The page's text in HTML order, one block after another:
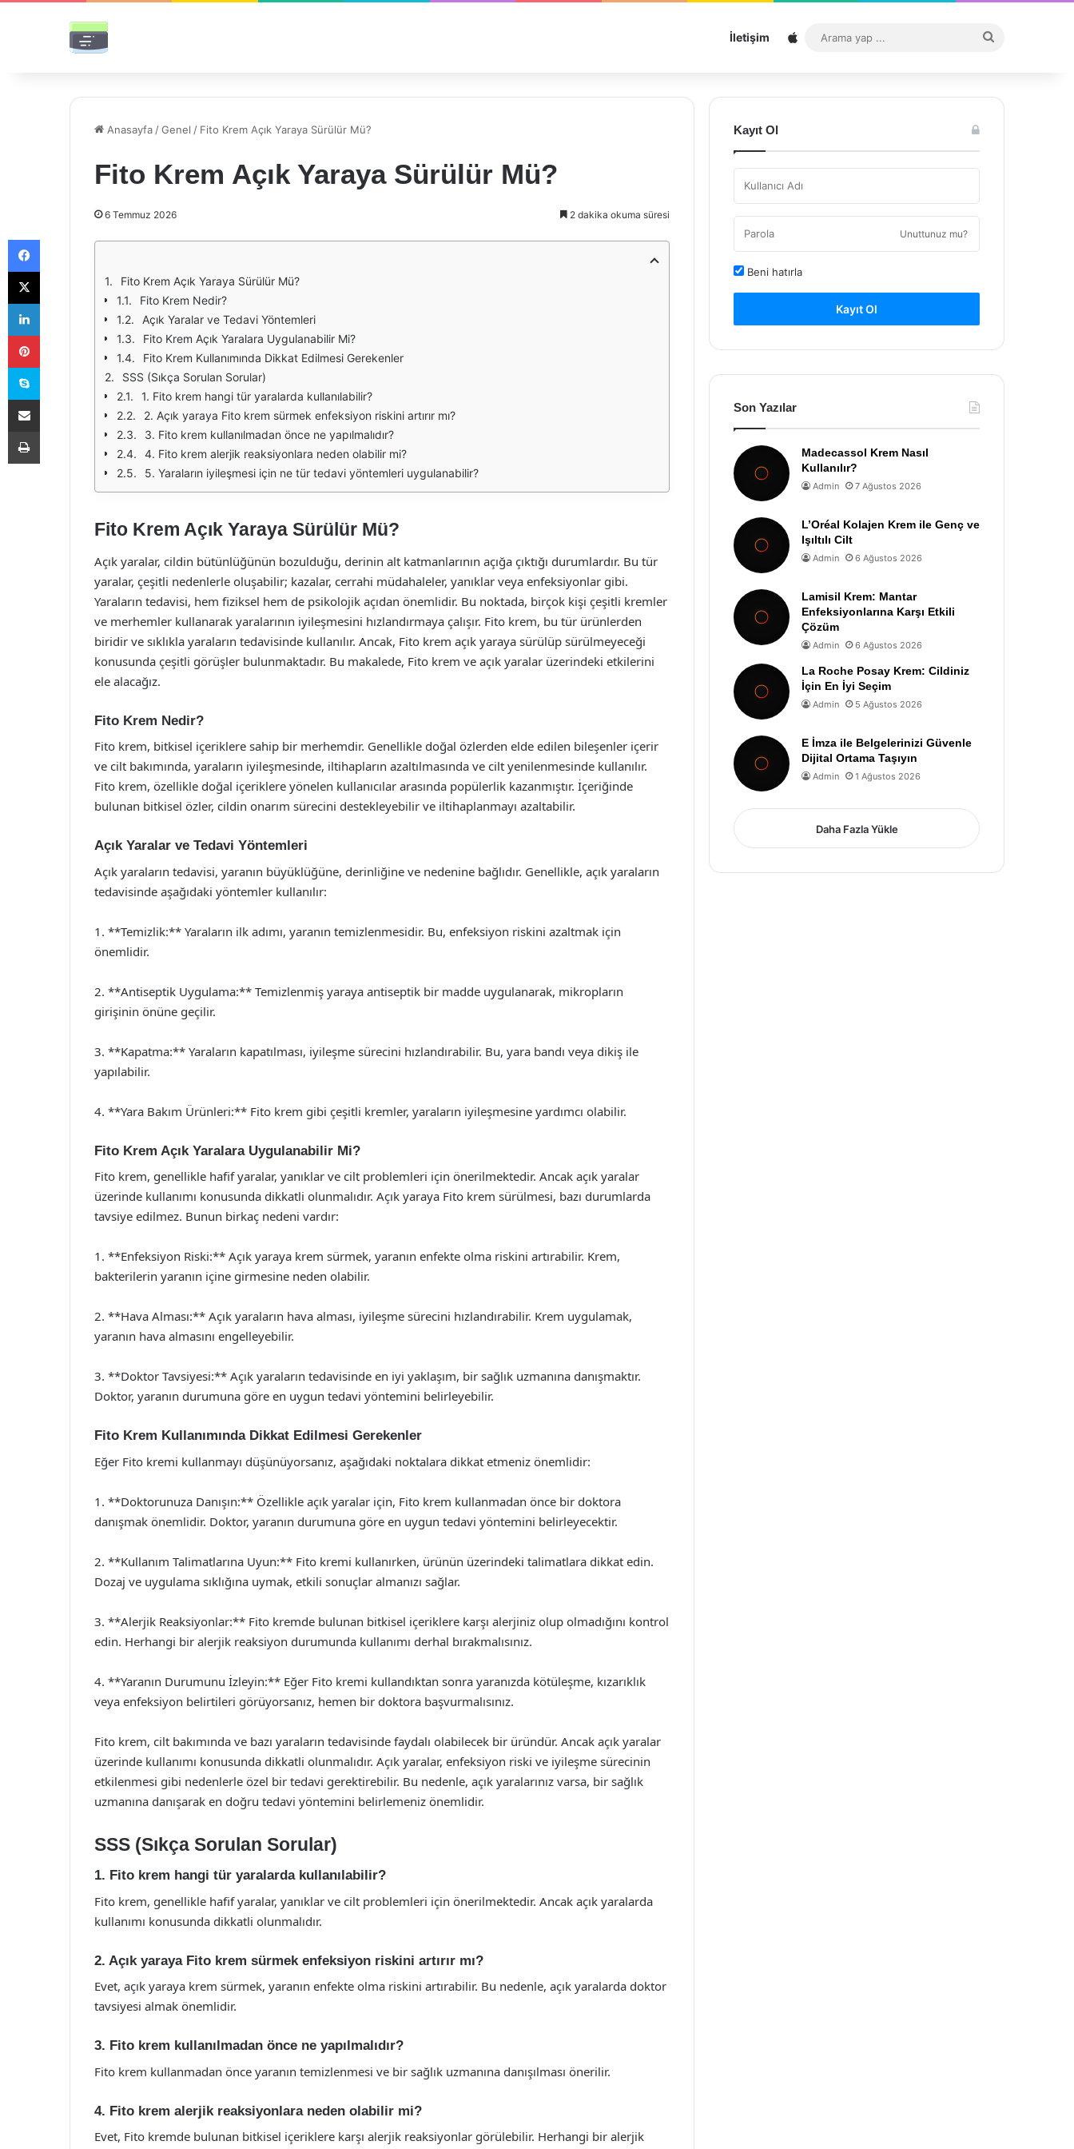
İletişim Sitemap
...
Anasayfa /Genel / Fito Krem Açık Yaraya Sürülür Mü?
Fito Krem Açık Yaraya Sürülür Mü?
6 Temmuz 2026 2 dakika okuma süresi
Fito Krem Açık Yaraya Sürülür Mü?
Fito Krem Nedir?
Açık Yaralar ve Tedavi Yöntemleri
Fito Krem Açık Yaralara Uygulanabilir Mi?
Fito Krem Kullanımında Dikkat Edilmesi Gerekenler
SSS (Sıkça Sorulan Sorular)
1. Fito krem hangi tür yaralarda kullanılabilir?
2. Açık yaraya Fito krem sürmek enfeksiyon riskini artırır mı?
3. Fito krem kullanılmadan önce ne yapılmalıdır?
4. Fito krem alerjik reaksiyonlara neden olabilir mi?
5. Yaraların iyileşmesi için ne tür tedavi yöntemleri uygulanabilir?
Fito Krem Açık Yaraya Sürülür Mü?
Açık yaralar, cildin bütünlüğünün bozulduğu, derinin alt katmanlarının açığa çıktığı durumlardır. Bu tür
yaralar, çeşitli nedenlerle oluşabilir; kazalar, cerrahi müdahaleler, yanıklar veya enfeksiyonlar gibi.
Yaraların tedavisi, hem fiziksel hem de psikolojik açıdan önemlidir. Bu noktada, birçok kişi çeşitli kremler
ve merhemler kullanarak yaralarının iyileşmesini hızlandırmaya çalışır. Fito krem, bu tür ürünlerden
biridir ve sıklıkla yaraların tedavisinde kullanılır. Ancak, Fito krem açık yaraya sürülüp sürülmeyeceği
konusunda çeşitli görüşler bulunmaktadır. Bu makalede, Fito krem ve açık yaralar üzerindeki etkilerini
ele alacağız.
Fito Krem Nedir?
Fito krem, bitkisel içeriklere sahip bir merhemdir. Genellikle doğal özlerden elde edilen bileşenler içerir
ve cilt bakımında, yaraların iyileşmesinde, iltihapların azaltılmasında ve cilt yenilenmesinde kullanılır.
Fito krem, özellikle doğal içeriklere yönelen kullanıcılar arasında popülerlik kazanmıştır. İçeriğinde
bulunan bitkisel özler, cildin onarım sürecini destekleyebilir ve iltihaplanmayı azaltabilir.
Açık Yaralar ve Tedavi Yöntemleri
Açık yaraların tedavisi, yaranın büyüklüğüne, derinliğine ve nedenine bağlıdır. Genellikle, açık yaraların
tedavisinde aşağıdaki yöntemler kullanılır:
1. **Temizlik:** Yaraların ilk adımı, yaranın temizlenmesidir. Bu, enfeksiyon riskini azaltmak için
önemlidir.
2. **Antiseptik Uygulama:** Temizlenmiş yaraya antiseptik bir madde uygulanarak, mikropların
girişinin önüne geçilir.
3. **Kapatma:** Yaraların kapatılması, iyileşme sürecini hızlandırabilir. Bu, yara bandı veya dikiş ile
yapılabilir.
4. **Yara Bakım Ürünleri:** Fito krem gibi çeşitli kremler, yaraların iyileşmesine yardımcı olabilir.
Fito Krem Açık Yaralara Uygulanabilir Mi?
Fito krem, genellikle hafif yaralar, yanıklar ve cilt problemleri için önerilmektedir. Ancak açık yaralar
üzerinde kullanımı konusunda dikkatli olunmalıdır. Açık yaraya Fito krem sürülmesi, bazı durumlarda
tavsiye edilmez. Bunun birkaç nedeni vardır:
1. **Enfeksiyon Riski:** Açık yaraya krem sürmek, yaranın enfekte olma riskini artırabilir. Krem,
bakterilerin yaranın içine girmesine neden olabilir.
2. **Hava Alması:** Açık yaraların hava alması, iyileşme sürecini hızlandırabilir. Krem uygulamak,
yaranın hava almasını engelleyebilir.
3. **Doktor Tavsiyesi:** Açık yaraların tedavisinde en iyi yaklaşım, bir sağlık uzmanına danışmaktır.
Doktor, yaranın durumuna göre en uygun tedavi yöntemini belirleyebilir.
Fito Krem Kullanımında Dikkat Edilmesi Gerekenler
Eğer Fito kremi kullanmayı düşünüyorsanız, aşağıdaki noktalara dikkat etmeniz önemlidir:
1. **Doktorunuza Danışın:** Özellikle açık yaralar için, Fito krem kullanmadan önce bir doktora
danışmak önemlidir. Doktor, yaranın durumuna göre en uygun tedavi yöntemini belirleyecektir.
2. **Kullanım Talimatlarına Uyun:** Fito kremi kullanırken, ürünün üzerindeki talimatlara dikkat edin.
Dozaj ve uygulama sıklığına uymak, etkili sonuçlar almanızı sağlar.
3. **Alerjik Reaksiyonlar:** Fito kremde bulunan bitkisel içeriklere karşı alerjiniz olup olmadığını kontrol
edin. Herhangi bir alerjik reaksiyon durumunda kullanımı derhal bırakmalısınız.
4. **Yaranın Durumunu İzleyin:** Eğer Fito kremi kullandıktan sonra yaranızda kötüleşme, kızarıklık
veya enfeksiyon belirtileri görüyorsanız, hemen bir doktora başvurmalısınız.
Fito krem, cilt bakımında ve bazı yaraların tedavisinde faydalı olabilecek bir üründür. Ancak açık yaralar
üzerinde kullanımı konusunda dikkatli olunmalıdır. Açık yaralar, enfeksiyon riski ve iyileşme sürecinin
etkilenmesi gibi nedenlerle özel bir tedavi gerektirebilir. Bu nedenle, açık yaralarınız varsa, bir sağlık
uzmanına danışarak en doğru tedavi yöntemini belirlemeniz önemlidir.
SSS (Sıkça Sorulan Sorular)
1. Fito krem hangi tür yaralarda kullanılabilir?
Fito krem, genellikle hafif yaralar, yanıklar ve cilt problemleri için önerilmektedir. Ancak açık yaralarda
kullanımı konusunda dikkatli olunmalıdır.
2. Açık yaraya Fito krem sürmek enfeksiyon riskini artırır mı?
Evet, açık yaraya krem sürmek, yaranın enfekte olma riskini artırabilir. Bu nedenle, açık yaralarda doktor
tavsiyesi almak önemlidir.
3. Fito krem kullanılmadan önce ne yapılmalıdır?
Fito krem kullanmadan önce yaranın temizlenmesi ve bir sağlık uzmanına danışılması önerilir.
4. Fito krem alerjik reaksiyonlara neden olabilir mi?
Evet, Fito kremde bulunan bitkisel içeriklere karşı alerjik reaksiyonlar görülebilir. Herhangi bir alerjik
Kayıt Ol
Unuttunuz mu?
Beni hatırla
Kayıt Ol
Son Yazılar
Madecassol Krem Nasıl
Kullanılır?
Admin 7 Ağustos 2026
L’Oréal Kolajen Krem ile Genç ve
Işıltılı Cilt
Admin 6 Ağustos 2026
Lamisil Krem: Mantar
Enfeksiyonlarına Karşı Etkili
Çözüm
Admin 6 Ağustos 2026
La Roche Posay Krem: Cildiniz
İçin En İyi Seçim
Admin 5 Ağustos 2026
E İmza ile Belgelerinizi Güvenle
Dijital Ortama Taşıyın
Admin 1 Ağustos 2026
Daha Fazla Yükle
Facebook
X
LinkedIn
Pinterest
Skype
E-Posta ile paylaş